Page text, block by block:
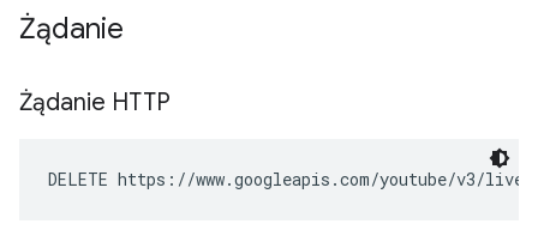
Żądanie
Żądanie HTTP
DELETE https://www.googleapis.com/youtube/v3/